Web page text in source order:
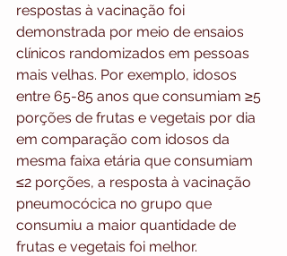
respostas à vacinação foi
demonstrada por meio de ensaios
clínicos randomizados em pessoas
mais velhas. Por exemplo, idosos
entre 65-85 anos que consumiam ≥5
porções de frutas e vegetais por dia
em comparação com idosos da
mesma faixa etária que consumiam
≤2 porções, a resposta à vacinação
pneumocócica no grupo que
consumiu a maior quantidade de
frutas e vegetais foi melhor.